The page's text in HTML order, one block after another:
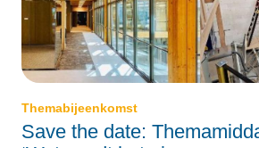
Themabijeenkomst
Save the date: